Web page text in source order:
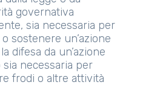
governativa
sia necessaria per
sostenere un’azione
difesa da un’azione
sia necessaria per
frodi o altre attività